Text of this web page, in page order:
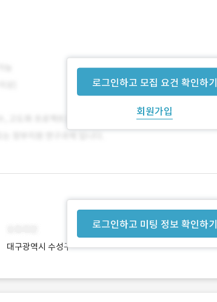
로그인하고 모집 요건 확인하기
회원가입
로그인하고 미팅 정보 확인하기
대구광역시 수성구